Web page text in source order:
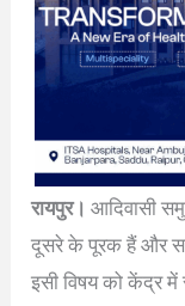
रायपुर। आदिवासी
दूसरे के पूरक हैं और
इसी विषय को केंद्र